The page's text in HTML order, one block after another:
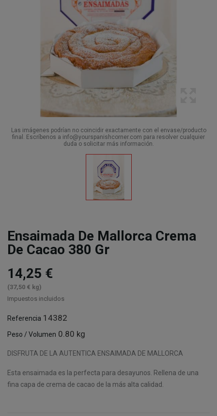
Las imágenes podrían no coincidir exactamente con el envase/producto
final. Escríbenos a info@yourspanishcorner.com para resolver cualquier
duda o solicitar más información.
Ensaimada De Mallorca Crema
De Cacao 380 Gr
14,25 €
(37,50 € kg)
Impuestos incluidos
Referencia 14382
Peso / Volumen 0.80 kg
DISFRUTA DE LA AUTENTICA ENSAIMADA DE MALLORCA
Esta ensaimada es la perfecta para desayunos. Rellena de una
fina capa de crema de cacao de la más alta calidad.